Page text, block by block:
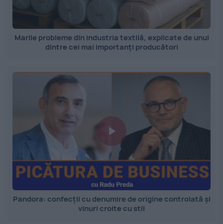
Marile probleme din industria textilă, explicate de unul
dintre cei mai importanți producători
Pandora: confecții cu denumire de origine controlată și
vinuri croite cu stil